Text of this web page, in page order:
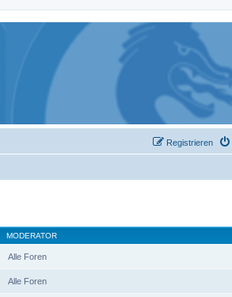
Registrieren
MODERATOR
Alle Foren
Alle Foren